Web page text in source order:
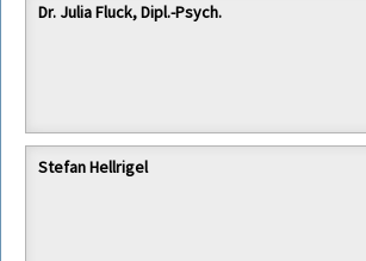
Dr. Julia Fluck, Dipl.-Psych.
Stefan Hellrigel